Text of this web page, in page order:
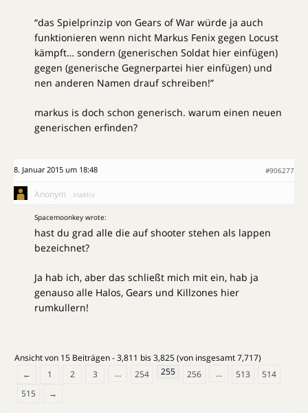
“das Spielprinzip von Gears of War würde ja auch
funktionieren wenn nicht Markus Fenix gegen Locust
kämpft… sondern (generischen Soldat hier einfügen)
gegen (generische Gegnerpartei hier einfügen) und
nen anderen Namen drauf schreiben!”
markus is doch schon generisch. warum einen neuen
generischen erfinden?
8. Januar 2015 um 18:48 #906277
Anonym Inaktiv
Spacemoonkey wrote:
hast du grad alle die auf shooter stehen als lappen
bezeichnet?
Ja hab ich, aber das schließt mich mit ein, hab ja
genauso alle Halos, Gears und Killzones hier
rumkullern!
Ansicht von 15 Beiträgen - 3,811 bis 3,825 (von insgesamt 7,717)
←
1 2 3 … 254 255 256 … 513
514
515
→